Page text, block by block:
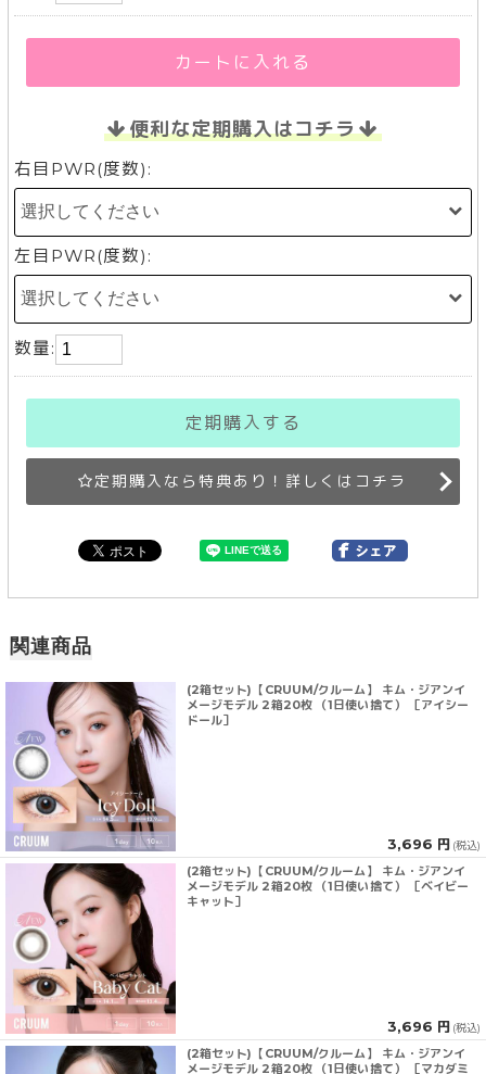
カートに入れる
便利な定期購入はコチラ
右目PWR(度数):
左目PWR(度数):
数量:
定期購入する
定期購入なら特典あり！詳しくはコチラ
関連商品
(2箱セット)【CRUUM/クルーム】 キム・ジアンイ
メージモデル 2箱20枚 （1日使い捨て） ［アイシー
ドール］
3,696 円 (税込)
(2箱セット)【CRUUM/クルーム】 キム・ジアンイ
メージモデル 2箱20枚 （1日使い捨て） ［ベイビー
キャット］
3,696 円 (税込)
(2箱セット)【CRUUM/クルーム】 キム・ジアンイ
メージモデル 2箱20枚 （1日使い捨て） ［マカダミ